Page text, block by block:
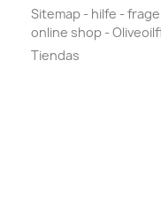
Sitemap - hilfe -
online shop -
Tiendas